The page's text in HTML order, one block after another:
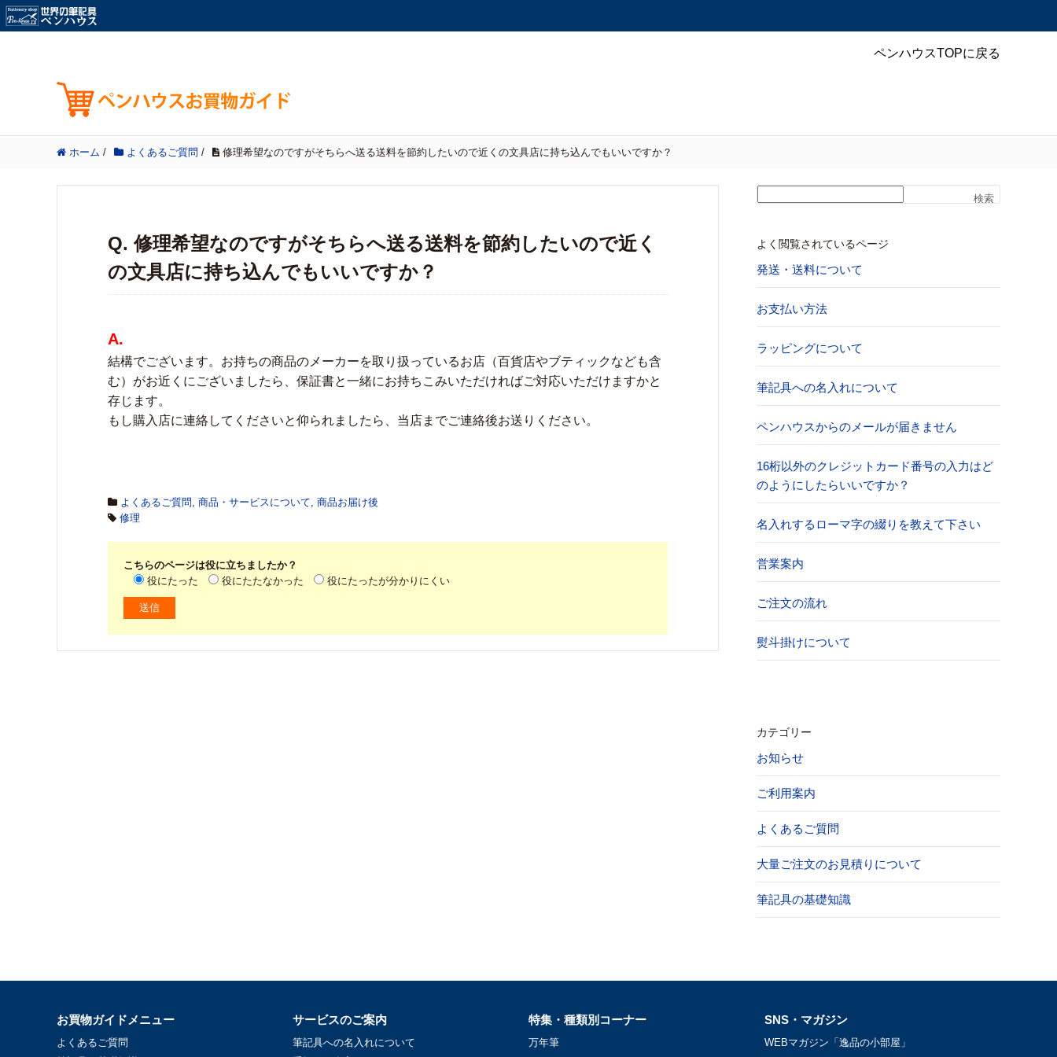
ペンハウスTOPに戻る
ホーム / よくあるご質問 / 修理希望なのですがそちらへ送る送料を節約したいので近くの文具店に持ち込んでもいいですか？
Q. 修理希望なのですがそちらへ送る送料を節約したいので近く
の文具店に持ち込んでもいいですか？
A.
結構でございます。お持ちの商品のメーカーを取り扱っているお店（百貨店やブティックなども含
む）がお近くにございましたら、保証書と一緒にお持ちこみいただければご対応いただけますかと
存じます。
もし購入店に連絡してくださいと仰られましたら、当店までご連絡後お送りください。
よくあるご質問, 商品・サービスについて, 商品お届け後
修理
こちらのページは役に立ちましたか？
役にたった
役にたたなかった 役にたったが分かりにくい
検索
よく閲覧されているページ
発送・送料について
お支払い方法
ラッピングについて
筆記具への名入れについて
ペンハウスからのメールが届きません
16桁以外のクレジットカード番号の入力はど
のようにしたらいいですか？
名入れするローマ字の綴りを教えて下さい
営業案内
ご注文の流れ
熨斗掛けについて
カテゴリー
お知らせ
ご利用案内
よくあるご質問
大量ご注文のお見積りについて
筆記具の基礎知識
お買物ガイドメニュー
よくあるご質問
サービスのご案内
筆記具への名入れについて
特集・種類別コーナー
万年筆
SNS・マガジン
WEBマガジン「逸品の小部屋」